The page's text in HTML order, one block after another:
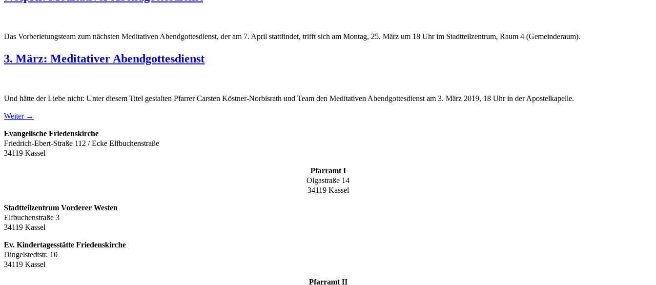
Das Vorberietungsteam zum nächsten Meditativen Abendgottesdienst, der am 7. April stattfindet, trifft sich am Montag, 25. März um 18 Uhr im Stadtteilzentrum, Raum 4 (Gemeinderaum).
3. März: Meditativer Abendgottesdienst
Und hätte der Liebe nicht: Unter diesem Titel gestalten Pfarrer Carsten Köstner-Norbisrath und Team den Meditativen Abendgottesdienst am 3. März 2019, 18 Uhr in der Apostelkapelle.
Weiter →
Evangelische Friedenskirche
Friedrich-Ebert-Straße 112 / Ecke Elfbuchenstraße
34119 Kassel
Pfarramt I
Olgastraße 14
34119 Kassel
Stadtteilzentrum Vorderer Westen
Elfbuchenstraße 3
34119 Kassel
Ev. Kindertagesstätte Friedenskirche
Dingelstedtstr. 10
34119 Kassel
Pfarramt II